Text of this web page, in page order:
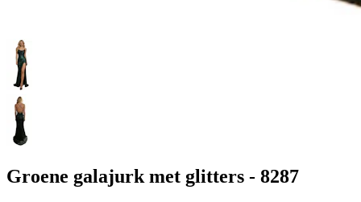
Groene galajurk met glitters - 8287